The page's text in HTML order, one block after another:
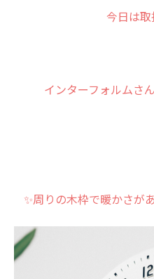
今日は
インターフォルムさ
✨周りの木枠で暖かさが